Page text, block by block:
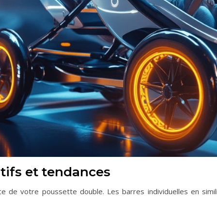
et tendances
de votre poussette double. Les barres individuelles en